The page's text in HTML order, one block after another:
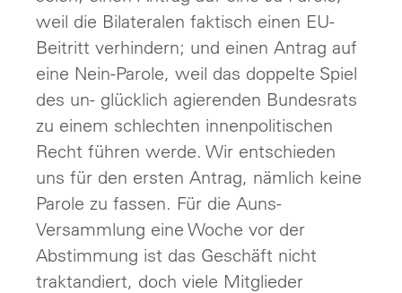
weil die Bilateralen faktisch einen EU-
Beitritt verhindern; und einen Antrag auf
eine Nein-Parole, weil das doppelte Spiel
des un- glücklich agierenden Bundesrats
zu einem schlechten innenpolitischen
Recht führen werde. Wir entschieden
uns für den ersten Antrag, nämlich keine
Parole zu fassen. Für die Auns-
Versammlung eine Woche vor der
Abstimmung ist das Geschäft nicht
traktandiert, doch viele Mitglieder